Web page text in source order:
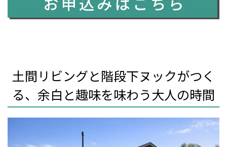
土間リビングと階段下ヌックがつく
る、余白と趣味を味わう大人の時間